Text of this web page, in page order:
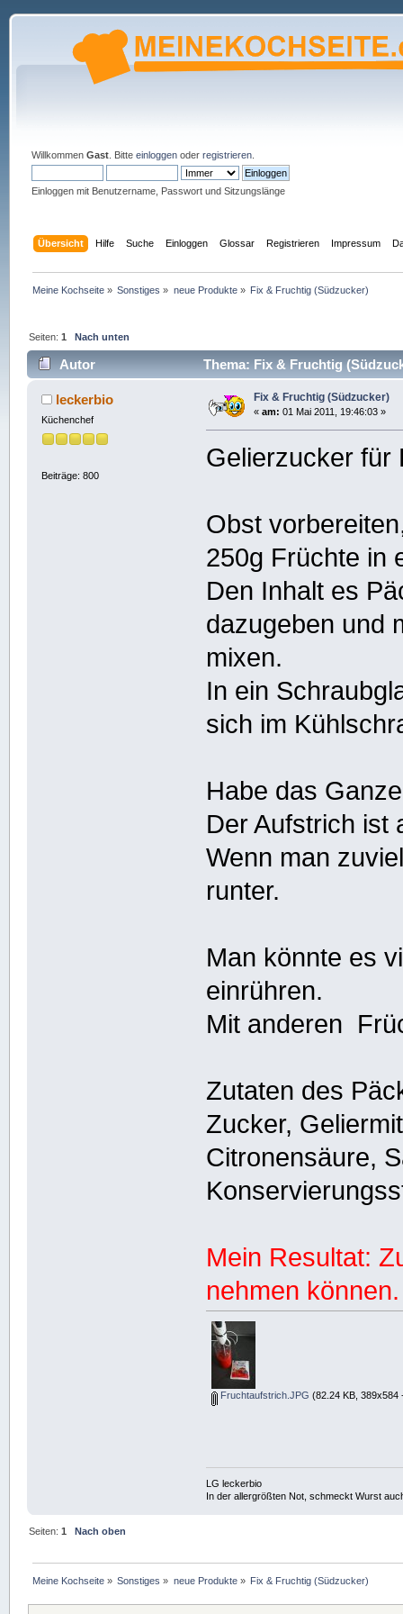
Willkommen Gast. Bitte einloggenoder registrieren.
Einloggen mit Benutzername, Passwort und Sitzungslänge
Übersicht Hilfe Suche Einloggen Glossar Registrieren Impressum
Meine Kochseite » Sonstiges » neue Produkte» Fix & Fruchtig (Südzucker)
Seiten:1 Nach unten
Autor Thema: Fix & Fruchtig
leckerbio
Küchenchef
Beiträge: 800
Fix & Fruchtig (Südzucker)
« am: 01 Mai 2011, 19:46:03 »
Gelierzucker für
Obst
250g Früchte in
Den Inhalt es
dazugeben und
mixen.
In ein
sich im
Habe das
Der Aufstrich ist
Wenn man
runter.
Man könnte es
einrühren.
Mit anderen
Zutaten des
Zucker,
Citronensäure,
Mein Resultat:
nehmen können.
Fruchtaufstrich.JPG (82.24 KB, 389x584
LG leckerbio
In der allergrößten Not, schmeckt Wurst
Seiten:1 Nach oben
Meine Kochseite » Sonstiges » neue Produkte» Fix & Fruchtig (Südzucker)